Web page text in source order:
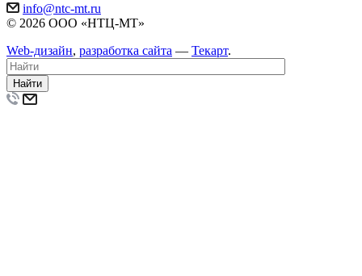
info@ntc-mt.ru
© 2026 ООО «НТЦ-МТ»
Web-дизайн, разработка сайта — Текарт.
Найти